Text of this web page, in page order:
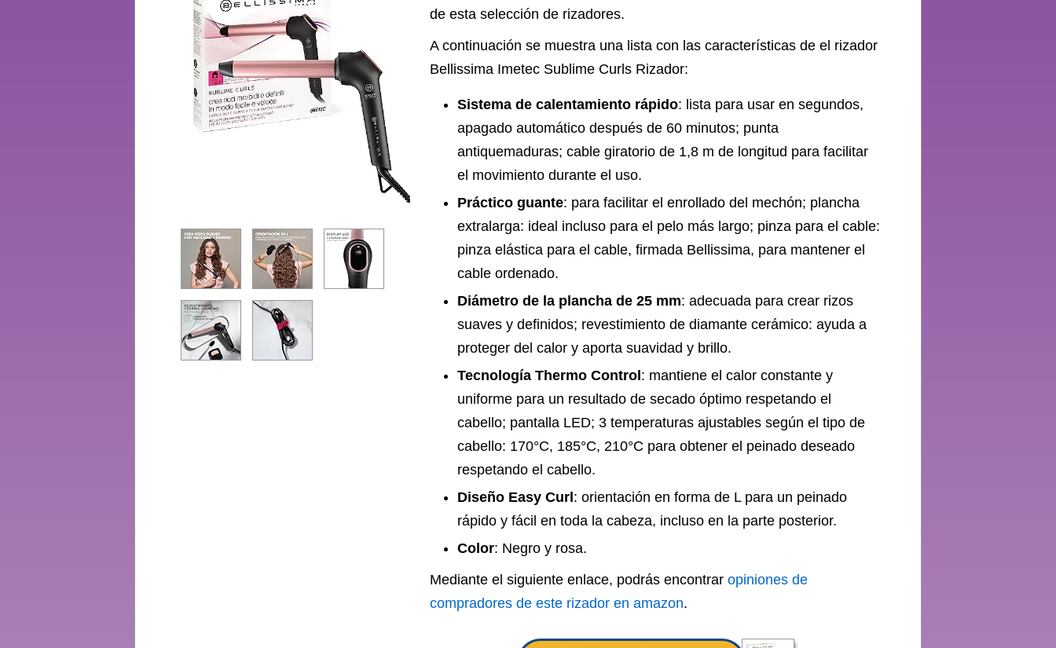
de esta selección de rizadores.
A continuación se muestra una lista con las características de el rizador
Bellissima Imetec Sublime Curls Rizador:
Sistema de calentamiento rápido: lista para usar en segundos,
apagado automático después de 60 minutos; punta
antiquemaduras; cable giratorio de 1,8 m de longitud para facilitar
el movimiento durante el uso.
Práctico guante: para facilitar el enrollado del mechón; plancha
extralarga: ideal incluso para el pelo más largo; pinza para el cable:
pinza elástica para el cable, firmada Bellissima, para mantener el
cable ordenado.
Diámetro de la plancha de 25 mm: adecuada para crear rizos
suaves y definidos; revestimiento de diamante cerámico: ayuda a
proteger del calor y aporta suavidad y brillo.
Tecnología Thermo Control : mantiene el calor constante y
uniforme para un resultado de secado óptimo respetando el
cabello; pantalla LED; 3 temperaturas ajustables según el tipo de
cabello: 170°C, 185°C, 210°C para obtener el peinado deseado
respetando el cabello.
Diseño Easy Curl : orientación en forma de L para un peinado
rápido y fácil en toda la cabeza, incluso en la parte posterior.
Color: Negro y rosa.
Mediante el siguiente enlace, podrás encontrar opiniones de
compradores de este rizador en amazon.